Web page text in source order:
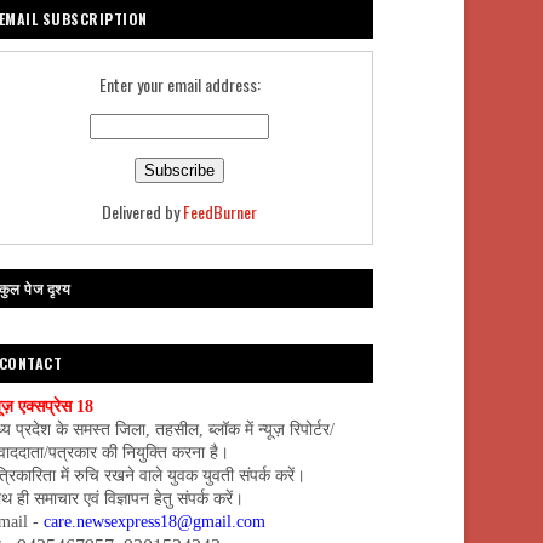
EMAIL SUBSCRIPTION
Enter your email address:
Delivered byFeedBurner
पेज दृश्य
CONTACT
एक्सप्रेस 18
प्रदेश के समस्त जिला, तहसील, ब्लॉक में न्यूज़ रिपोर्टर/
पत्रकार की नियुक्ति करना है।
में रुचि रखने वाले युवक युवती संपर्क करें।
ही समाचार एवं विज्ञापन हेतु संपर्क करें।
- care.newsexpress18@gmail.com